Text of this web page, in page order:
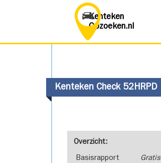
Kenteken
Opzoeken.nl
Kenteken Check 52HRPD
Overzicht:
Basisrapport Gratis